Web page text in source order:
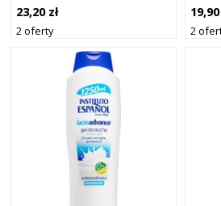
23,20 zł
2 oferty
19,90
2